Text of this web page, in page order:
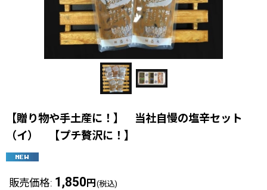
【贈り物や手土産に！】 当社自慢の塩辛セット
（イ） 【プチ贅沢に！】
販売価格: 1,850 円 (税込)